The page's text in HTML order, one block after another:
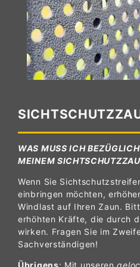
WAS MUSS ICH
MEINEM
Wenn Sie
einbringen möchten,
Windlast auf Ihren Zaun.
erhöhten Kräfte, die durch
wirken. Fragen Sie im
Sachverständigen!